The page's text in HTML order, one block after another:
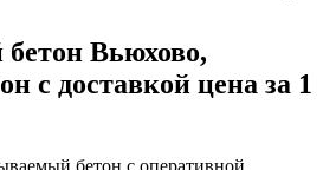
Вьюхово,
с доставкой цена за 1
бетон с оперативной